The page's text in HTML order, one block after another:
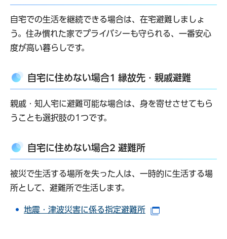
自宅での生活を継続できる場合は、在宅避難しましょ
う。住み慣れた家でプライバシーも守られる、一番安心
度が高い暮らしです。
自宅に住めない場合1 縁故先・親戚避難
親戚・知人宅に避難可能な場合は、身を寄せさせてもら
うことも選択肢の1つです。
自宅に住めない場合2 避難所
被災で生活する場所を失った人は、一時的に生活する場
所として、避難所で生活します。
地震・津波災害に係る指定避難所